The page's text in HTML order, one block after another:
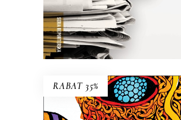
E-BOOK DO KOSZYKA
RABAT 35%